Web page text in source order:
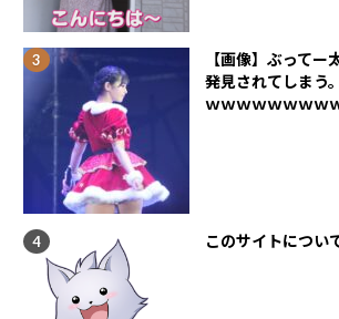
【画像】ぶってー
発見されてしまう
ｗｗｗｗｗｗｗｗ
このサイトについ